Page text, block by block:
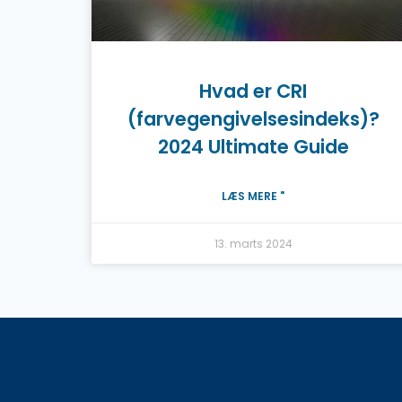
Hvad er CRI
(farvegengivelsesindeks)?
2024 Ultimate Guide
LÆS MERE "
13. marts 2024